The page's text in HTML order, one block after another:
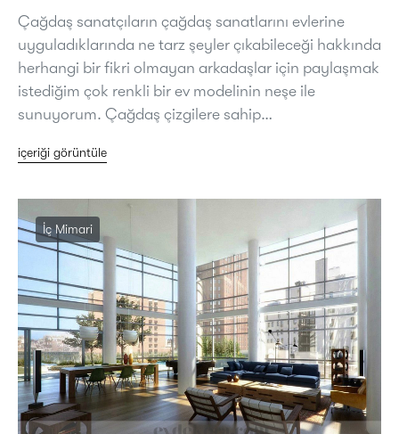
Çağdaş sanatçıların çağdaş sanatlarını evlerine
uyguladıklarında ne tarz şeyler çıkabileceği hakkında
herhangi bir fikri olmayan arkadaşlar için paylaşmak
istediğim çok renkli bir ev modelinin neşe ile
sunuyorum. Çağdaş çizgilere sahip…
içeriği görüntüle
İç Mimari